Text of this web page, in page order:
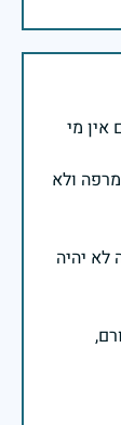
אין מי
ולא
יהיה